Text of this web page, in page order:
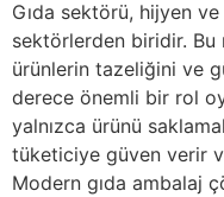
Gıda sektörü, hijyen ve
sektörlerden biridir. Bu
ürünlerin tazeliğini ve
derece önemli bir rol
yalnızca ürünü
tüketiciye güven verir
Modern gıda ambalaj